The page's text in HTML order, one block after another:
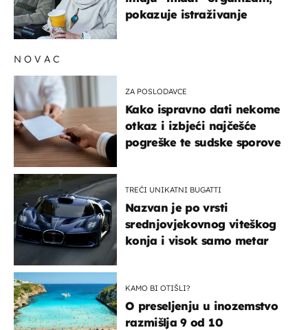
pokazuje istraživanje
NOVAC
ZA POSLODAVCE
Kako ispravno dati nekome
otkaz i izbjeći najčešće
pogreške te sudske sporove
TREĆI UNIKATNI BUGATTI
Nazvan je po vrsti
srednjovjekovnog viteškog
konja i visok samo metar
KAMO BI OTIŠLI?
O preseljenju u inozemstvo
razmišlja 9 od 10